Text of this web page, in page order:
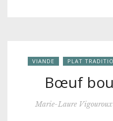
VIANDE PLAT
Bœuf
Marie-Laure Vigouroux